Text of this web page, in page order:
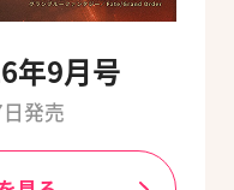
9月号
発売